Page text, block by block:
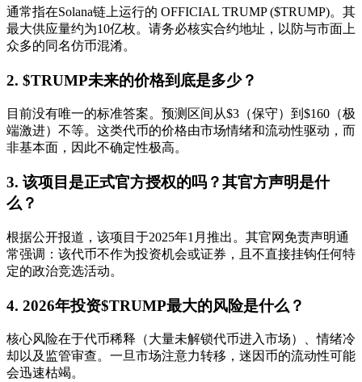
通常指在Solana链上运行的 OFFICIAL TRUMP ($TRUMP)。其
最大供应量约为10亿枚。请务必核实合约地址，以防与市面上
众多的同名仿币混淆。
2. $TRUMP未来的价格到底是多少？
目前没有唯一的标准答案。预测区间从$3（保守）到$160（极
端激进）不等。这类代币的价格由市场情绪和流动性驱动，而
非基本面，因此不确定性极高。
3. 该项目是正式官方授权的吗？其官方声明是什
么？
根据公开报道，该项目于2025年1月推出。其官网免责声明通
常强调：该代币不作为投资机会或证券，且不直接挂钩任何特
定的政治竞选活动。
4. 2026年投资$TRUMP最大的风险是什么？
核心风险在于代币稀释 （大量未解锁代币进入市场）、情绪冷
却 以及 监管审查。一旦市场注意力转移，迷因币的流动性可能
会迅速枯竭。